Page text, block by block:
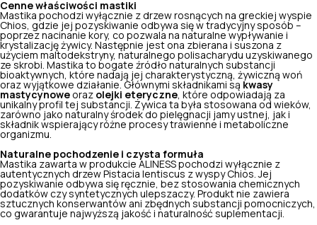
Cenne właściwości mastiki
Mastika pochodzi wyłącznie z drzew rosnących na greckiej wyspie
Chios, gdzie jej pozyskiwanie odbywa się w tradycyjny sposób –
poprzez nacinanie kory, co pozwala na naturalne wypływanie i
krystalizację żywicy. Następnie jest ona zbierana i suszona z
użyciem maltodekstryny, naturalnego polisacharydu uzyskiwanego
ze skrobi. Mastika to bogate źródło naturalnych substancji
bioaktywnych, które nadają jej charakterystyczną, żywiczną woń
oraz wyjątkowe działanie. Głównymi składnikami są kwasy
mastycynowe oraz olejki eteryczne , które odpowiadają za
unikalny profil tej substancji. Żywica ta była stosowana od wieków,
zarówno jako naturalny środek do pielęgnacji jamy ustnej, jak i
składnik wspierający różne procesy trawienne i metaboliczne
organizmu.
Naturalne pochodzenie i czysta formuła
Mastika zawarta w produkcie ALINESS pochodzi wyłącznie z
autentycznych drzew Pistacia lentiscus z wyspy Chios. Jej
pozyskiwanie odbywa się ręcznie, bez stosowania chemicznych
dodatków czy syntetycznych ulepszaczy. Produkt nie zawiera
sztucznych konserwantów ani zbędnych substancji pomocniczych,
co gwarantuje najwyższą jakość i naturalność suplementacji.